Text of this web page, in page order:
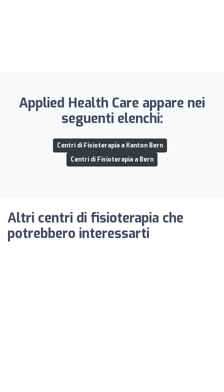
Applied Health Care appare nei
seguenti elenchi:
Centri di Fisioterapia a Kanton Bern
Centri di Fisioterapia a Bern
Altri centri di fisioterapia che
potrebbero interessarti